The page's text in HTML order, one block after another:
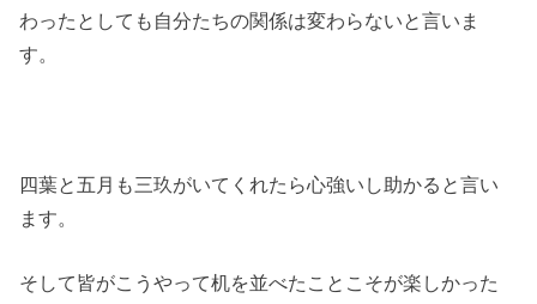
わったとしても自分たちの関係は変わらないと言いま
す。
四葉と五月も三玖がいてくれたら心強いし助かると言い
ます。
そして皆がこうやって机を並べたことこそが楽しかった